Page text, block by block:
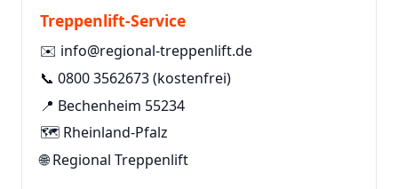
Treppenlift-Service
✉️ info@regional-treppenlift.de
📞 0800 3562673(kostenfrei)
📍 Bechenheim 55234
🗺️ Rheinland-Pfalz
🌐Regional Treppenlift